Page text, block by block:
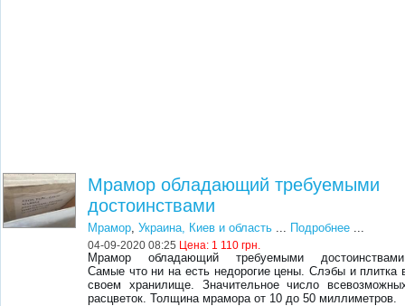
Мрамор обладающий требуемыми
достоинствами
Мрамор,Украина, Киев и область ... Подробнее ...
04-09-2020 08:25 Цена: 1 110 грн.
Мрамор обладающий требуемыми
Самые что ни на есть недорогие цены. Слэбы и плитка
своем хранилище. Значительное число
расцветок. Толщина мрамора от 10 до 50 миллиметров.